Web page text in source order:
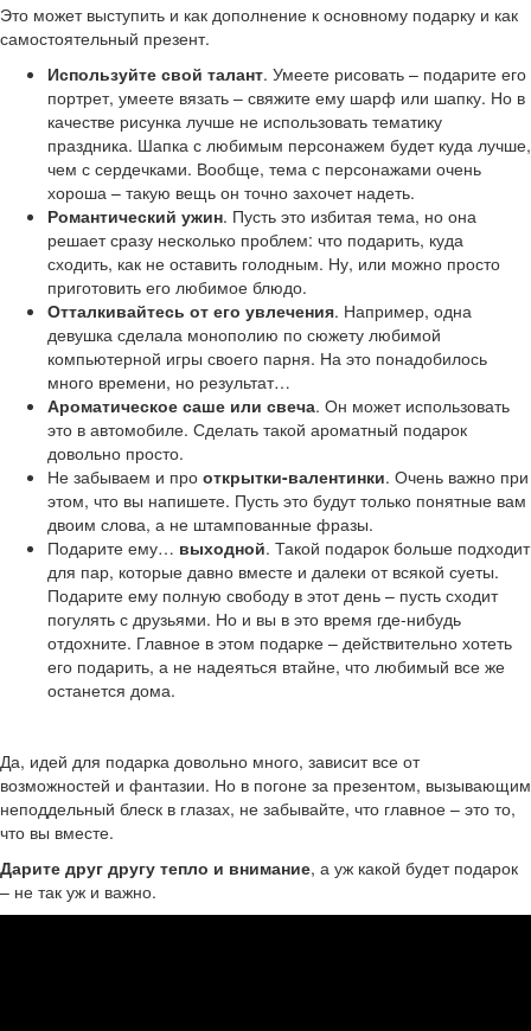
Это может выступить и как дополнение к основному подарку и как
самостоятельный презент.
Используйте свой талант. Умеете рисовать – подарите его
портрет, умеете вязать – свяжите ему шарф или шапку. Но в
качестве рисунка лучше не использовать тематику
праздника. Шапка с любимым персонажем будет куда лучше,
чем с сердечками. Вообще, тема с персонажами очень
хороша – такую вещь он точно захочет надеть.
Романтический ужин. Пусть это избитая тема, но она
решает сразу несколько проблем: что подарить, куда
сходить, как не оставить голодным. Ну, или можно просто
приготовить его любимое блюдо.
Отталкивайтесь от его увлечения. Например, одна
девушка сделала монополию по сюжету любимой
компьютерной игры своего парня. На это понадобилось
много времени, но результат…
Ароматическое саше или свеча. Он может использовать
это в автомобиле. Сделать такой ароматный подарок
довольно просто.
Не забываем и про открытки-валентинки. Очень важно при
этом, что вы напишете. Пусть это будут только понятные вам
двоим слова, а не штампованные фразы.
Подарите ему… выходной. Такой подарок больше подходит
для пар, которые давно вместе и далеки от всякой суеты.
Подарите ему полную свободу в этот день – пусть сходит
погулять с друзьями. Но и вы в это время где-нибудь
отдохните. Главное в этом подарке – действительно хотеть
его подарить, а не надеяться втайне, что любимый все же
останется дома.
Да, идей для подарка довольно много, зависит все от
возможностей и фантазии. Но в погоне за презентом, вызывающим
неподдельный блеск в глазах, не забывайте, что главное – это то,
что вы вместе.
Дарите друг другу тепло и внимание, а уж какой будет подарок
– не так уж и важно.